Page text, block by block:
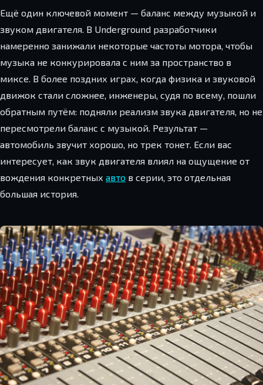
Ещё один ключевой момент — баланс между музыкой и
звуком двигателя. В Underground разработчики
намеренно занижали некоторые частоты мотора, чтобы
музыка не конкурировала с ним за пространство в
миксе. В более поздних играх, когда физика и звуковой
движок стали сложнее, инженеры, судя по всему, пошли
обратным путём: подняли реализм звука двигателя, но не
пересмотрели баланс с музыкой. Результат —
автомобиль звучит хорошо, но трек тонет. Если вас
интересует, как звук двигателя влиял на ощущение от
вождения конкретных авто в серии, это отдельная
большая история.